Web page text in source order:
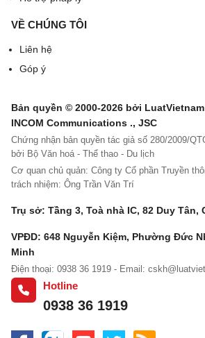
…………………………………….
S
H
v
à
t
ê
n
s
ố
B
H
H
thá
ng,
năm
sinh
ớ
i
tí
n
giấ
y
kha
h
n hệ
A 1 2
VỀ CHÚNG TÔI
Liên hệ
Góp ý
Bản quyền © 2000-2026 bởi
INCOM Communications ., JSC
Chứng nhận bản quyền tác giả số 280/2009/
bởi Bộ Văn hoá - Thể thao - Du lịch
Cơ quan chủ quản: Công ty Cổ phần Truyền
trách nhiệm: Ông Trần Văn Trí
Trụ sở: Tầng 3, Toà nhà IC, 82 Duy Tân,
VPĐD: 648 Nguyễn Kiệm, Phường Đức
Minh
Điện thoại: 0938 36 1919 - Email:
Hotline
0938 36 1919